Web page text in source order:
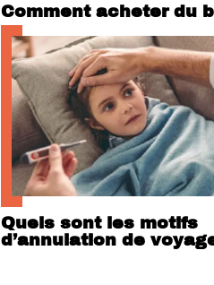
Comment acheter du
Quels sont les motifs
d’annulation de